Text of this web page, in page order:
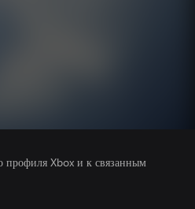
профиля Xbox и к связанным